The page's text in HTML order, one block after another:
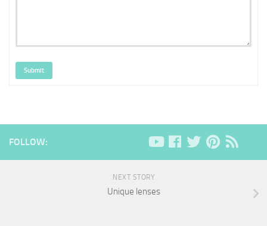
Submit
FOLLOW:
NEXT STORY
Unique lenses